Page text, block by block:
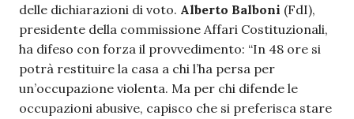
delle dichiarazioni di voto. Alberto Balboni (FdI),
presidente della commissione Affari Costituzionali,
ha difeso con forza il provvedimento: “In 48 ore si
potrà restituire la casa a chi l’ha persa per
un’occupazione violenta. Ma per chi difende le
occupazioni abusive, capisco che si preferisca stare